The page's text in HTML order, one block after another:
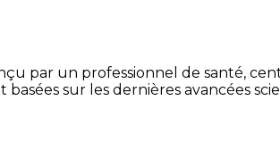
par un professionnel de santé,
sur les dernières avancées